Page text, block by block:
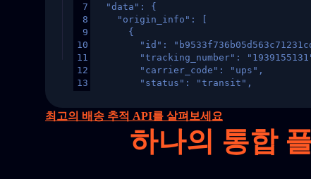
7
8
9
10
11
12
13
15
16
  "data": {
    "origin_info": [
      {
"id":
"tracking_number":
        "carrier_code": "ups",
        "status": "transit",
"destination_country": "United
        "itemTimeLength": 2,
        "weblink": "",
        "phone": null,
최고의 배송 추적 API를 살펴보세요
하나의 통합